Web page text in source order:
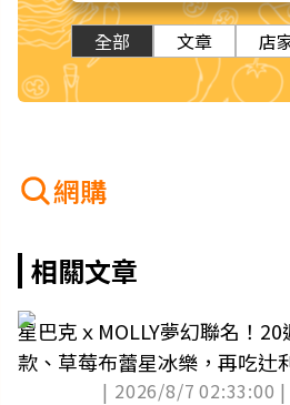
全部 文章 店
網購
相關文章
星巴克ｘMOLLY夢幻聯名！20
款、草莓布蕾星冰樂，再吃辻
| 2026/8/7 02:33:00 |